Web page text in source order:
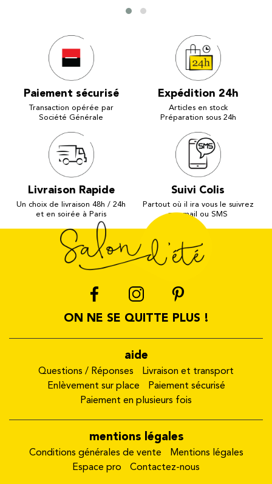
Paiement sécurisé
Transaction opérée par
Société Générale
Expédition 24h
Articles en stock
Préparation sous 24h
Livraison Rapide
Un choix de livraison 48h / 24h
et en soirée à Paris
Suivi Colis
Partout où il ira vous le suivrez
par mail ou SMS
ON NE SE QUITTE PLUS !
aide
Questions / Réponses
Livraison et transport
Enlèvement sur place
Paiement sécurisé
Paiement en plusieurs fois
mentions légales
Conditions générales de vente
Mentions légales
Espace pro
Contactez-nous